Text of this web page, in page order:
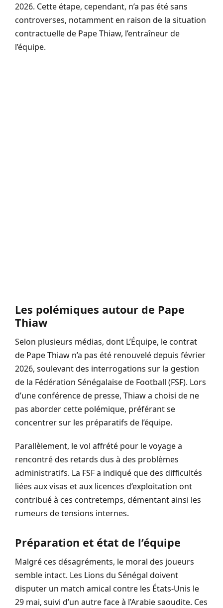
2026. Cette étape, cependant, n’a pas été sans
controverses, notamment en raison de la situation
contractuelle de Pape Thiaw, l’entraîneur de
l’équipe.
Les polémiques autour de Pape
Thiaw
Selon plusieurs médias, dont L’Équipe, le contrat
de Pape Thiaw n’a pas été renouvelé depuis février
2026, soulevant des interrogations sur la gestion
de la Fédération Sénégalaise de Football (FSF). Lors
d’une conférence de presse, Thiaw a choisi de ne
pas aborder cette polémique, préférant se
concentrer sur les préparatifs de l’équipe.
Parallèlement, le vol affrété pour le voyage a
rencontré des retards dus à des problèmes
administratifs. La FSF a indiqué que des difficultés
liées aux visas et aux licences d’exploitation ont
contribué à ces contretemps, démentant ainsi les
rumeurs de tensions internes.
Préparation et état de l’équipe
Malgré ces désagréments, le moral des joueurs
semble intact. Les Lions du Sénégal doivent
disputer un match amical contre les États-Unis le
29 mai, suivi d’un autre face à l’Arabie saoudite. Ces